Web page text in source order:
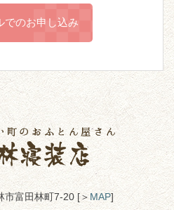
でのお申し込み
市富田林町7-20 [＞MAP]